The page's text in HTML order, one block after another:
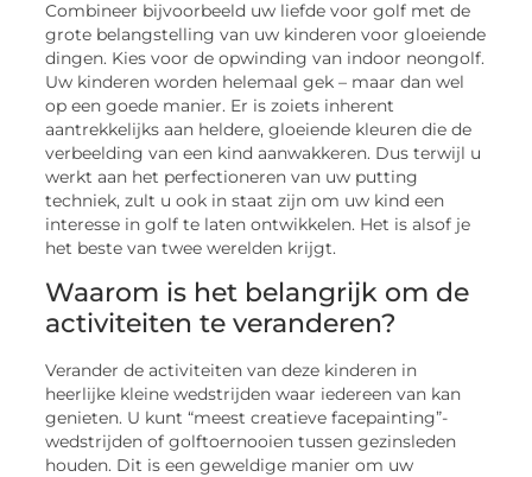
Combineer bijvoorbeeld uw liefde voor golf met de
grote belangstelling van uw kinderen voor gloeiende
dingen. Kies voor de opwinding van indoor neongolf.
Uw kinderen worden helemaal gek – maar dan wel
op een goede manier. Er is zoiets inherent
aantrekkelijks aan heldere, gloeiende kleuren die de
verbeelding van een kind aanwakkeren. Dus terwijl u
werkt aan het perfectioneren van uw putting
techniek, zult u ook in staat zijn om uw kind een
interesse in golf te laten ontwikkelen. Het is alsof je
het beste van twee werelden krijgt.
Waarom is het belangrijk om de
activiteiten te veranderen?
Verander de activiteiten van deze kinderen in
heerlijke kleine wedstrijden waar iedereen van kan
genieten. U kunt “meest creatieve facepainting”-
wedstrijden of golftoernooien tussen gezinsleden
houden. Dit is een geweldige manier om uw